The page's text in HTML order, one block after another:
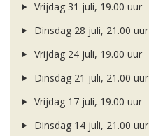
Vrijdag 31 juli, 19.00 uur
Dinsdag 28 juli, 21.00 uur
Vrijdag 24 juli, 19.00 uur
Dinsdag 21 juli, 21.00 uur
Vrijdag 17 juli, 19.00 uur
Dinsdag 14 juli, 21.00 uur